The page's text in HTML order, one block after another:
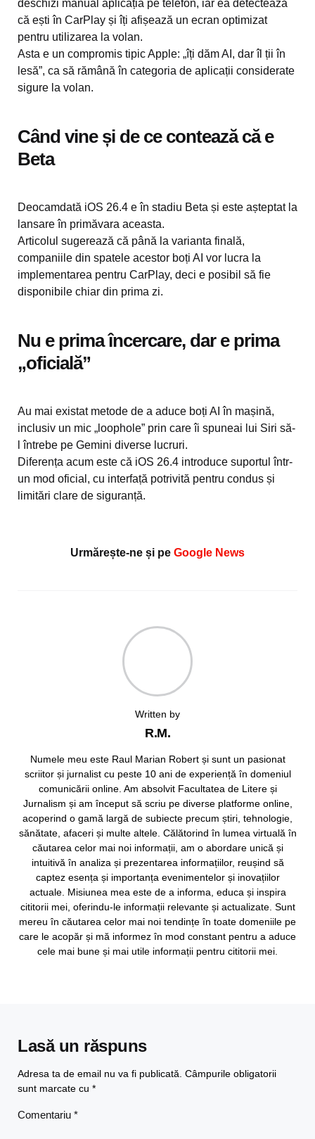
deschizi manual aplicația pe telefon, iar ea detectează
că ești în CarPlay și îți afișează un ecran optimizat
pentru utilizarea la volan.
Asta e un compromis tipic Apple: „îți dăm AI, dar îl ții în
lesă”, ca să rămână în categoria de aplicații considerate
sigure la volan.
Când vine și de ce contează că e
Beta
Deocamdată iOS 26.4 e în stadiu Beta și este așteptat la
lansare în primăvara aceasta.
Articolul sugerează că până la varianta finală,
companiile din spatele acestor boți AI vor lucra la
implementarea pentru CarPlay, deci e posibil să fie
disponibile chiar din prima zi.
Nu e prima încercare, dar e prima
„oficială”
Au mai existat metode de a aduce boți AI în mașină,
inclusiv un mic „loophole” prin care îi spuneai lui Siri să-
l întrebe pe Gemini diverse lucruri.
Diferența acum este că iOS 26.4 introduce suportul într-
un mod oficial, cu interfață potrivită pentru condus și
limitări clare de siguranță.
Urmărește-ne și pe Google News
Written by
R.M.
Numele meu este Raul Marian Robert și sunt un pasionat
scriitor și jurnalist cu peste 10 ani de experiență în domeniul
comunicării online. Am absolvit Facultatea de Litere și
Jurnalism și am început să scriu pe diverse platforme online,
acoperind o gamă largă de subiecte precum știri, tehnologie,
sănătate, afaceri și multe altele. Călătorind în lumea virtuală în
căutarea celor mai noi informații, am o abordare unică și
intuitivă în analiza și prezentarea informațiilor, reușind să
captez esența și importanța evenimentelor și inovațiilor
actuale. Misiunea mea este de a informa, educa și inspira
cititorii mei, oferindu-le informații relevante și actualizate. Sunt
mereu în căutarea celor mai noi tendințe în toate domeniile pe
care le acopăr și mă informez în mod constant pentru a aduce
cele mai bune și mai utile informații pentru cititorii mei.
Lasă un răspuns
Adresa ta de email nu va fi publicată. Câmpurile obligatorii
sunt marcate cu *
Comentariu *